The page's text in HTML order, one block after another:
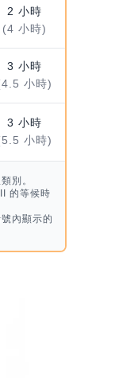
2 小時
(4 小時)
3 小時
小時)
3 小時
小時)
別。
的等候時
內顯示的